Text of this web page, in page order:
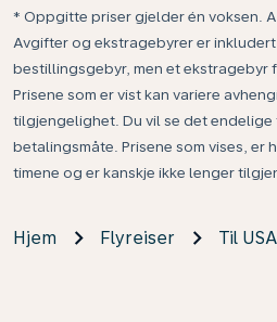
* Oppgitte priser gjelder én voksen.
Avgifter og ekstragebyrer er
bestillingsgebyr, men et ekstragebyr
Prisene som er vist kan variere
tilgjengelighet. Du vil se det
betalingsmåte. Prisene som vises, er
timene og er kanskje ikke lenger
Hjem Flyreiser Til USA